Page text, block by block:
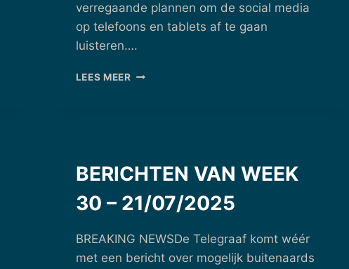
verregaande plannen om de social media
op telefoons en tablets af te gaan
luisteren….
LEES MEERBERICHTEN
BERICHTEN VAN WEEK
30 – 21/07/2025
BREAKING NEWSDe Telegraaf komt wéér
met een bericht over mogelijk buitenaards